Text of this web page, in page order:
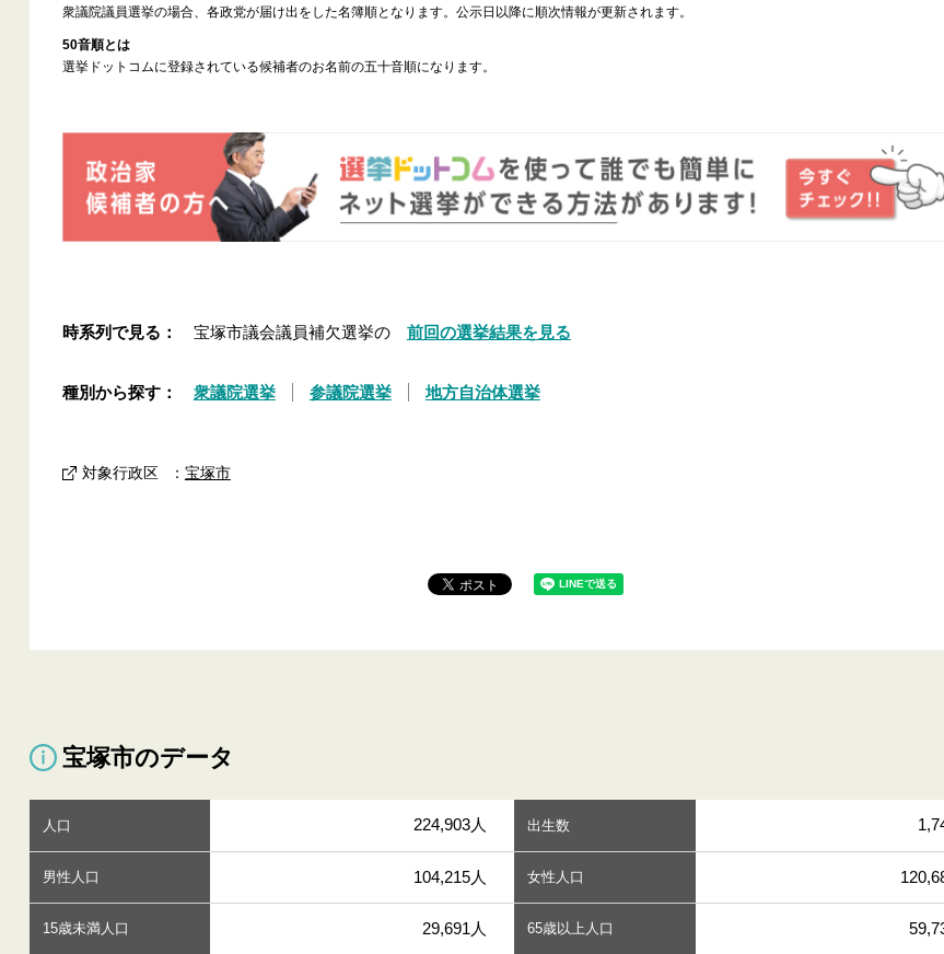
衆議院議員選挙の場合、各政党が届け出をした名簿順となります。公示日以降に順次情報が更新されます。
50音順とは
選挙ドットコムに登録されている候補者のお名前の五十音順になります。
時系列で見る： 宝塚市議会議員補欠選挙の 前回の選挙結果を見る
種別から探す： 衆議院選挙 参議院選挙 地方自治体選挙
対象行政区 ： 宝塚市
宝塚市のデータ
人口 224,903人 出生数
男性人口 104,215人 女性人口
15歳未満人口 29,691人 65歳以上人口